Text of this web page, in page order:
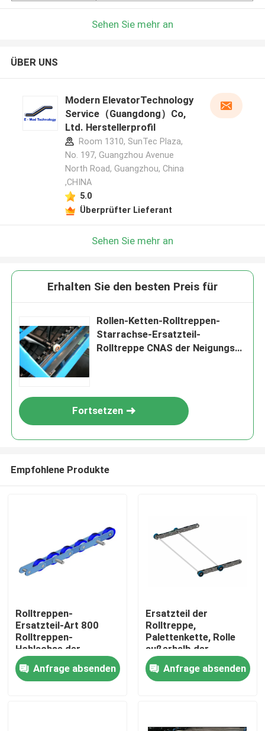
Heim
Sehen Sie mehr an
ÜBER UNS
Modern ElevatorTechnology
Service（Guangdong）Co,
Ltd. Herstellerprofil
Room 1310, SunTec Plaza,
No. 197, Guangzhou Avenue
North Road, Guangzhou, China
,CHINA
5.0
Überprüfter Lieferant
Sehen Sie mehr an
Erhalten Sie den besten Preis für
Rollen-Ketten-Rolltreppen-
Starrachse-Ersatzteil-
Rolltreppe CNAS der Neigungs-
Fortsetzen
Empfohlene Produkte
Rolltreppen-
Ersatzteil-Art 800
Rolltreppen-
Hohlachse der
Neigungs-133,33
Anfrage absenden
Ersatzteil der
Rolltreppe,
Palettenkette, Rolle
außerhalb der
Verbindung - Neigung
135,46, Starrachsen
Anfrage absenden